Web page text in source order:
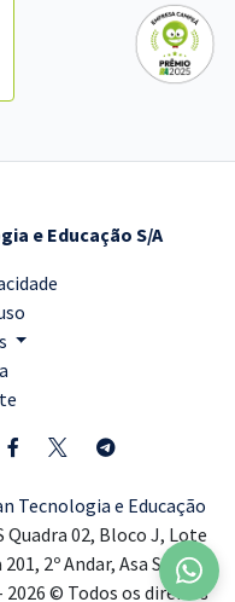
e Educação S/A
Tecnologia e Educação
Quadra 02, Bloco J, Lote
2º Andar, Asa Sul,
2026 © Todos os direitos